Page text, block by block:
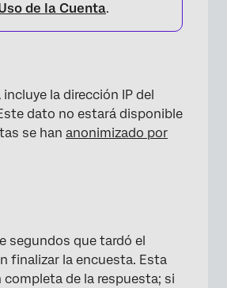
de la Cuenta.
la dirección IP del
dato no estará disponible
se han anonimizado por
segundos que tardó el
finalizar la encuesta. Esta
completa de la respuesta; si